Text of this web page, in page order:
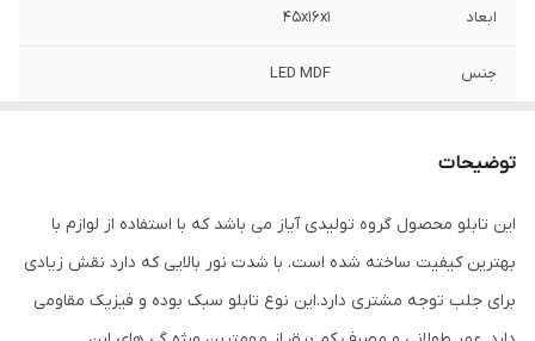
ابعاد 45x16x1
جنس LED MDF
توضیحات
این تابلو محصول گروه تولیدی آیاز می باشد که با استفاده از لوازم با
بهترین کیفیت ساخته شده است. با شدت نور بالایی که دارد نقش زیادی
برای جلب توجه مشتری دارد.این نوع تابلو سبک بوده و فیزیک مقاومی